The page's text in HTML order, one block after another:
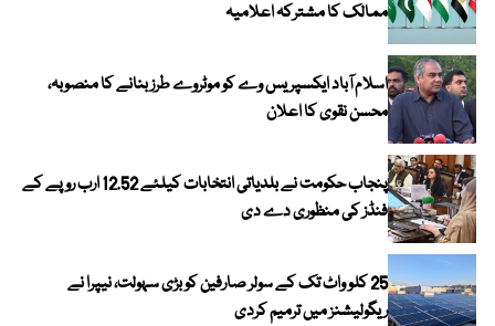
ممالک کا مشترکہ اعلامیہ
اسلام آباد ایکسپریس وے کو موٹروے طرز بنانے کا منصوبہ،
محسن نقوی کا اعلان
پنجاب حکومت نے بلدیاتی انتخابات کیلئے 12.52 ارب روپے کے
فنڈز کی منظوری دے دی
25 کلو واٹ تک کے سولر صارفین کو بڑی سہولت، نیپرا نے
ریگولیشنز میں ترمیم کردی